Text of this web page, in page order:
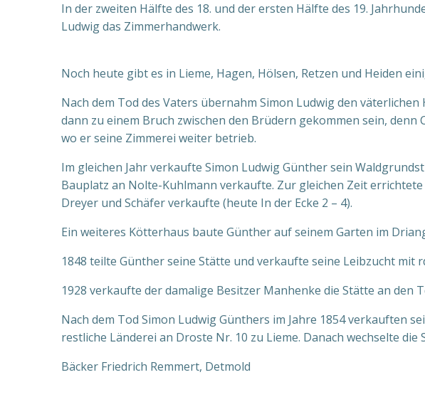
In der zweiten Hälfte des 18. und der ersten Hälfte des 19.
Ludwig das Zimmerhandwerk.
Noch heute gibt es in Lieme, Hagen, Hölsen, Retzen und Heiden
Nach dem Tod des Vaters übernahm Simon Ludwig den
dann zu einem Bruch zwischen den Brüdern gekommen sein,
wo er seine Zimmerei weiter betrieb.
Im gleichen Jahr verkaufte Simon Ludwig Günther sein
Bauplatz an Nolte-Kuhlmann verkaufte. Zur gleichen Zeit
Dreyer und Schäfer verkaufte (heute In der Ecke 2 – 4).
Ein weiteres Kötterhaus baute Günther auf seinem Garten im
1848 teilte Günther seine Stätte und verkaufte seine Leibzucht mit
1928 verkaufte der damalige Besitzer Manhenke die Stätte an
Nach dem Tod Simon Ludwig Günthers im Jahre 1854 verkauften
restliche Länderei an Droste Nr. 10 zu Lieme. Danach wechselte
Bäcker Friedrich Remmert, Detmold